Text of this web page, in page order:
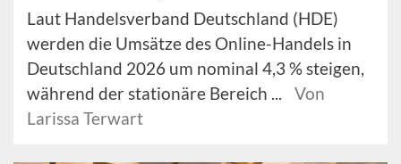
Laut Handelsverband Deutschland (HDE)
werden die Umsätze des Online-Handels in
Deutschland 2026 um nominal 4,3 % steigen,
während der stationäre Bereich ...
Von
Larissa Terwart